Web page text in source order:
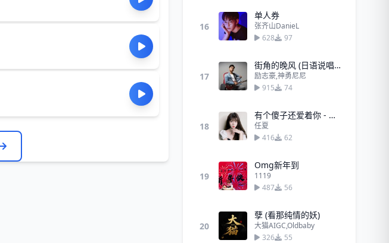
16
单人券
张齐山DanieL
628
97
17
街角的晚风 (日语说唱版)
励志豪,神勇尼尼
915
74
18
有个傻子还爱着你 - 任夏
任夏
416
62
19
Omg新年到
1119
487
56
20
孽 (看那纯情的妖)
大猫AIGC,Oldbaby
326
55